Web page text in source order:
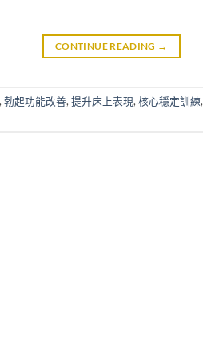
CONTINUE READING →
, 勃起功能改善, 提升床上表現, 核心穩定訓練,